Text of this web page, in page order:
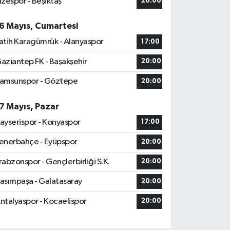
Mayıs, Cumartesi
Karagümrük - Alanyaspor
17:00
FK - Başakşehir 20:00
- Göztepe 20:00
Mayıs, Pazar
- Konyaspor
17:00
- Eyüpspor 20:00
- Gençlerbirliği S.K. 20:00
- Galatasaray 20:00
- Kocaelispor 20:00